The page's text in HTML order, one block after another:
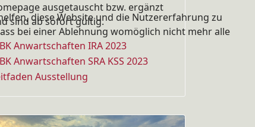
ausgetauscht bzw. ergänzt
sind ab sofort gültig.
Anwartschaften IRA 2023
Anwartschaften SRA KSS 2023
Ausstellung
diese Website und die Nutzererfahrung zu
bei einer Ablehnung womöglich nicht mehr alle